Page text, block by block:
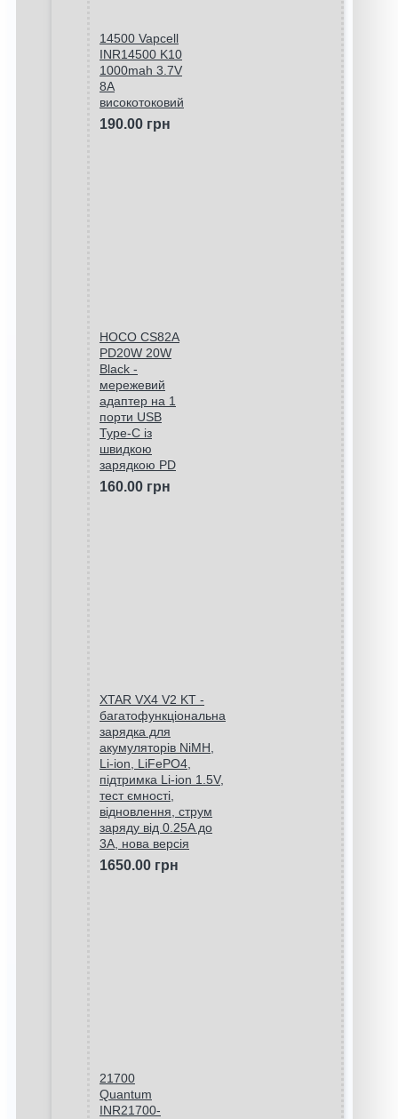
14500 Vapcell
INR14500 K10
1000mah 3.7V
8A
високотоковий
190.00 грн
HOCO CS82A
PD20W 20W
Black -
мережевий
адаптер на 1
порти USB
Type-C із
швидкою
зарядкою PD
160.00 грн
XTAR VX4 V2 KT -
багатофункціональна
зарядка для
акумуляторів NiMH,
Li-ion, LiFePO4,
підтримка Li-ion 1.5V,
тест ємності,
відновлення, струм
заряду від 0.25A до
3A, нова версія
1650.00 грн
21700
Quantum
INR21700-